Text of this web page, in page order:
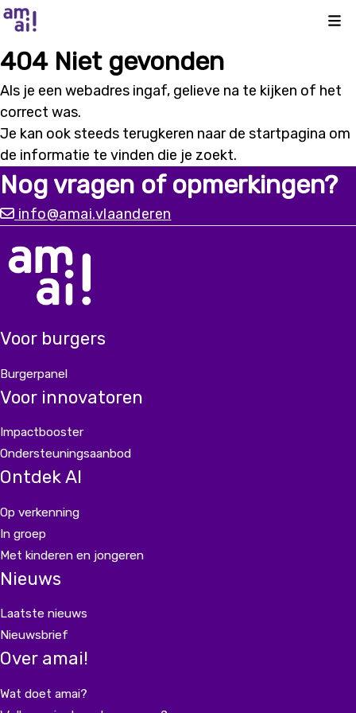
404 Niet gevonden
Als je een webadres ingaf, gelieve na te kijken of het
correct was.
Je kan ook steeds terugkeren naar de startpagina om
de informatie te vinden die je zoekt.
Nog vragen of opmerkingen?
info@amai.vlaanderen
Voor burgers
Burgerpanel
Voor innovatoren
Impactbooster
Ondersteuningsaanbod
Ontdek AI
Op verkenning
In groep
Met kinderen en jongeren
Nieuws
Laatste nieuws
Nieuwsbrief
Over amai!
Wat doet amai?